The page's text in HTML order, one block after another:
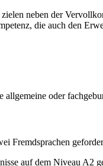
neben der
die auch den
allgemeine oder
Fremdsprachen
auf dem Niveau A2